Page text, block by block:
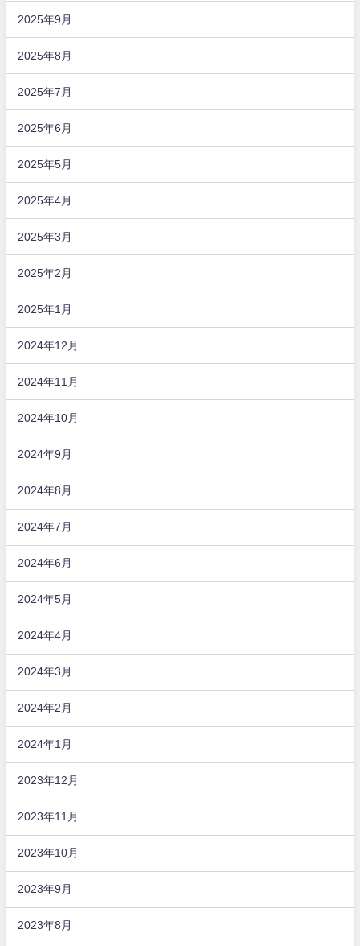
2025年9月
2025年8月
2025年7月
2025年6月
2025年5月
2025年4月
2025年3月
2025年2月
2025年1月
2024年12月
2024年11月
2024年10月
2024年9月
2024年8月
2024年7月
2024年6月
2024年5月
2024年4月
2024年3月
2024年2月
2024年1月
2023年12月
2023年11月
2023年10月
2023年9月
2023年8月